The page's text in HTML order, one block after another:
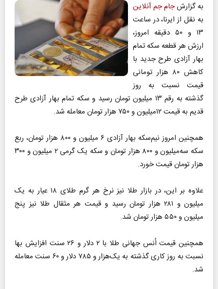
به گزارشجام جم آنلاین
به نقل از ایرنا، در ساعت
۱۳ و ۵۰ دقیقه امروز،
ارزش هر قطعه سکه تمام
بهار آزادی طرح جدید با
کاهش ۸۰ هزار تومانی
قیمت نسبت به روز
گذشته به رقم ۱۳ میلیون تومان رسید و سکه تمام بهار آزادی طرح
قدیم به قیمت ۱۲میلیون و ۷۵۰ هزار تومان معامله شد.
همچنین امروز نیم‌سکه بهار آزادی ۶ میلیون و ۸۰۰ هزار تومان، ربع
سکه سه‌میلیون و ۸۰۰ هزار تومان و سکه یک گرمی ۲ میلیون و ۳۰۰
هزار تومان قیمت خورد.
علاوه بر این، در بازار طلا نیز نرخ هر گرم طلای ۱۸ عیار به یک
میلیون و ۲۸۱ هزار تومان رسید و قیمت هر مثقال طلا نیز پنج
میلیون و ۵۵۰ هزار تومان شد.
همچنین قیمت اُنس جهانی طلا با ۲ دلار و ۲۶ سنت افزایش بها
نسبت به روز کاری گذشته به یک‌هزار و ۷۸۵ دلار و ۶۰ سنت معامله
شد.